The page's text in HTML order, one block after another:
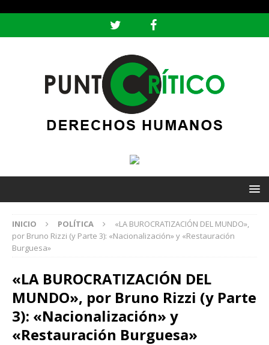
INICIO POLÍTICA
«LA BUROCRATIZACIÓN DEL MUNDO»,
por Bruno Rizzi (y Parte 3): «Nacionalización» y «Restauración
Burguesa»
«LA BUROCRATIZACIÓN DEL
MUNDO», por Bruno Rizzi (y Parte
3): «Nacionalización» y
«Restauración Burguesa»